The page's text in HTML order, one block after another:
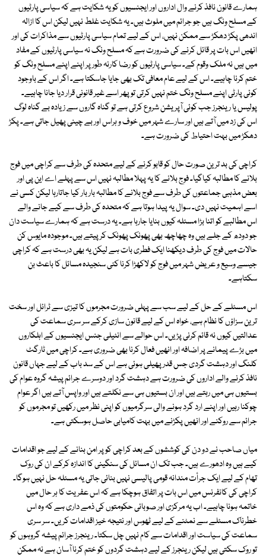
ہمارے قانون نافذ کرنے وال اداروں اور ایجنسیوں کو یہ شکایت ہے کہ سیاسی پارٹیوں
کے مسلح ونگ ہیں جو جرائم میں ملوث ہیں۔ یہ شکایت غلط نہیں لیکن اس کا ازالہ
اندھی پکڑ دھکڑ سے ممکن نہیں، اس کے لیے تمام سیاسی پارٹیوں سے مذاکرات کی اور
انھیں اس بات پر قائل کرنے کی ضرورت ہے کہ مسلح ونگ نہ سیاسی پارٹیوں کے مفاد
میں ہیں نہ ملک وقوم کے۔ سیاسی پارٹیوں کو رضا کارنہ طورپر اپنے اپنے مسلح ونگ کو
ختم کرنا چاہیے۔ اس کے لیے عام معافی تک بھی جایا جاسکتا ہے۔ اگر اس کے باوجود
کوئی پارٹی اپنے مسلح ونگ ختم نہیں کرتی تو پھر اسے غیر قانونی قرار دیا جانا چاہیے۔
پولیس یا رینجرز جب کوئی آپریشن شروع کرتی ہے تو گناہ گاروں سے زیادہ بے گناہ لوگ
اس کی زد میں آتے ہیں اور سارے شہر میں خوف و ہراس اور بے چینی پھیل جاتی ہے۔ پکڑ
دھکڑ میں بہت احتیاط کی ضرورت ہے۔
کراچی کی بد ترین صورت حال کو قابو کرنے کے لیے متحدہ کی طرف سے کراچی میں فوج
بلانے کا مطالبہ کیاگیا۔ فوج بلانے کا یہ پہلا مطالبہ نہیں اس سے پہلے اے این پی اور
بعض مذہبی جماعتوں کی طرف سے فوج بلانے کا مطالبہ بار بار کیا جاتارہا لیکن کسی نے
اسے اہمیت نہیں دی۔ سوال یہ پیدا ہوتا ہے کہ متحدہ کی طرف سے کیے جانے والے
اس مطالبے کو اتنا بڑا مسئلہ کیوں بنایا جارہا ہے۔ یہ درست ہے کہ ہمارے سیاست دان
جو دودھ کے جلے ہیں وہ چھاچھ بھی پھونک پھونک کر پیتے ہیں۔ موجودہ مایوس کن
حالات میں فوج کی طرف دیکھنا ایک فطری بات ہے لیکن یہ بھی درست ہے کہ کراچی
جیسے وسیع و عریض شہر میں فوج کو لاکھڑا کرنا کئی سنجیدہ مسائل کا باعث بن
سکتاہے۔
اس مسئلے کے حل کے لیے سب سے پہلی ضرورت مجرموں کا تیزی سے ٹرائل اور سخت
ترین سزاؤں کا نظام ہے، خواہ اس کے لیے قانون سازی کرکے سر سری سماعت کی
عدالتیں کیوں نہ قائم کرنی پڑیں۔ اس حوالے سے انٹیلی جنس ایجنسیوں کے اہلکاروں
میں بڑے پیمانے پر اضافہ اور انھیں فعال کرنا بھی ضروری ہے۔ کراچی میں ٹارگٹ
کلنگ اور دہشت گردی جس قدر پھیلی ہوئی ہے اس کے سد باب کے لیے جہاں قانون
نافذ کرنے والے اداروں کی ضرورت ہے دہشت گرد اور دوسرے جرائم پیشہ گروہ عوام کی
بستیوں ہی میں رہتے ہیں اور ان بستیوں ہی سے نکلتے ہیں اور واپس آتے ہیں اگر عوام
چوکنا رہیں اور اپنے ارد گرد ہونے والی سرگرمیوں کو اپنی نظر میں رکھیں تو مجرموں کو
جرائم سے روکنے اور انھیں پکڑنے میں بہت کامیابی حاصل ہوسکتی ہے۔
میاں صاحب نے دو دن کی کوششوں کے بعد کراچی کو پر امن بنانے کے لیے جو اقدامات
کیے ہیں وہ ادھورے ہیں۔ جب تک ان مسائل کی سنگینی کا اندازہ کرکے ان کی روک
تھام کے لیے ایک جرأت مندانہ قومی پالیسی نہیں بنائی جاتی یہ مسئلہ حل نہیں ہوگا۔
کراچی کی کانفرنس میں اس بات پر اتفاق ہوچکا ہے کہ اس عفریت کا ہر حال میں
خاتمہ ہونا چاہیے۔ اب یہ مرکزی اور صوبائی حکومتوں کی ذمے داری ہے کہ وہ اس
خطرناک مسئلے سے نمٹنے کے لیے ٹھوس اور نتیجہ خیز اقدامات کریں۔ سر سری
سماعت کی سیاست اور اقدامات سے کام نہیں چل سکتا۔ رینجرز جرائم پیشہ گروہوں کو
تو روک سکتی ہیں لیکن رینجرز کے لیے دہشت گردوں کو ختم کرنا آسان ہے نہ ممکن